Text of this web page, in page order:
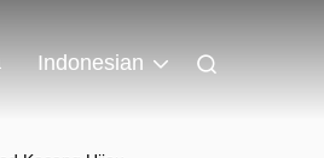
Indonesian